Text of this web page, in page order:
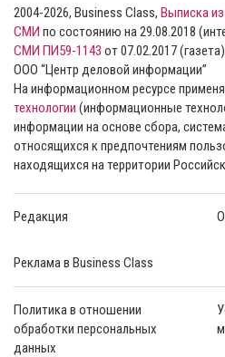
2004-2026, Business Class, Выписка
СМИ по состоянию на 29.08.2018
СМИ ПИ59-1143 от 07.02.2017 (газета)
ООО “Центр деловой информации”
На информационном ресурсе
технологии (информационные
информации на основе сбора,
относящихся к предпочтениям
находящихся на территории
Редакция
Реклама в Business Class
Политика в отношении
обработки персональных
данных